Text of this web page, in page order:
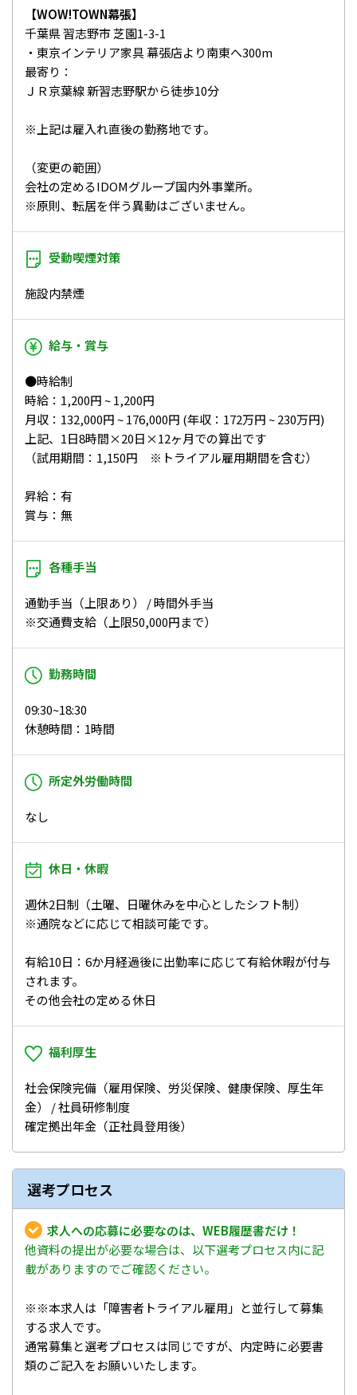
【WOW!TOWN幕張】
千葉県 習志野市 芝園1-3-1
・東京インテリア家具 幕張店より南東へ300m
最寄り：
ＪＲ京葉線 新習志野駅から徒歩10分
※上記は雇入れ直後の勤務地です。
（変更の範囲）
会社の定めるIDOMグループ国内外事業所。
※原則、転居を伴う異動はございません。
受動喫煙対策
施設内禁煙
給与・賞与
●時給制
時給：1,200円 ~ 1,200円
月収：132,000円 ~ 176,000円 (年収：172万円 ~ 230万円)
上記、1日8時間×20日×12ヶ月での算出です
（試用期間：1,150円 ※トライアル雇用期間を含む）
昇給：有
賞与：無
各種手当
通勤手当（上限あり） / 時間外手当
※交通費支給（上限50,000円まで）
勤務時間
09:30~18:30
休憩時間：1時間
所定外労働時間
なし
休日・休暇
週休2日制（土曜、日曜休みを中心としたシフト制）
※通院などに応じて相談可能です。
有給10日：6か月経過後に出勤率に応じて有給休暇が付与
されます。
その他会社の定める休日
福利厚生
社会保険完備（雇用保険、労災保険、健康保険、厚生年
金） / 社員研修制度
確定拠出年金（正社員登用後）
選考プロセス
求人への応募に必要なのは、WEB履歴書だけ！
他資料の提出が必要な場合は、以下選考プロセス内に記
載がありますのでご確認ください。
※※本求人は「障害者トライアル雇用」と並行して募集
する求人です。
通常募集と選考プロセスは同じですが、内定時に必要書
類のご記入をお願いいたします。